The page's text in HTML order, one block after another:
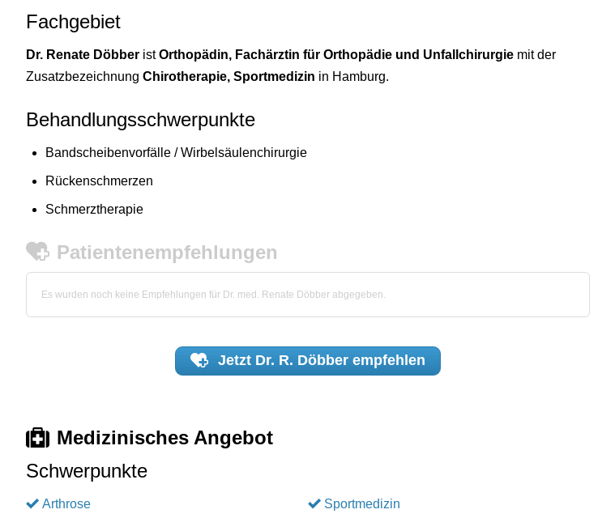
Fachgebiet
Dr. Renate Döbber istOrthopädin, Fachärztin für Orthopädie und Unfallchirurgie mit der
Zusatzbezeichnung Chirotherapie, Sportmedizin in Hamburg.
Behandlungsschwerpunkte
Bandscheibenvorfälle / Wirbelsäulenchirurgie
Rückenschmerzen
Schmerztherapie
Patientenempfehlungen
Es wurden noch keine Empfehlungen für Dr. med. Renate Döbber abgegeben.
Jetzt Dr. R. Döbberempfehlen
Medizinisches Angebot
Schwerpunkte
Arthrose
Sportmedizin